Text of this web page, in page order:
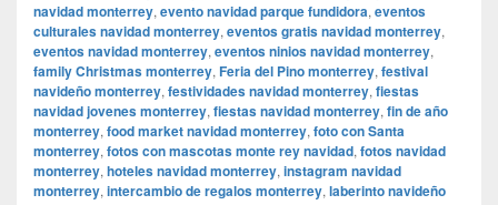
navidad monterrey, evento navidad parque fundidora, eventos
culturales navidad monterrey, eventos gratis navidad monterrey,
eventos navidad monterrey, eventos ninios navidad monterrey,
family Christmas monterrey, Feria del Pino monterrey, festival
navideño monterrey, festividades navidad monterrey, fiestas
navidad jovenes monterrey, fiestas navidad monterrey, fin de año
monterrey, food market navidad monterrey, foto con Santa
monterrey, fotos con mascotas monte rey navidad, fotos navidad
monterrey, hoteles navidad monterrey, instagram navidad
monterrey, intercambio de regalos monterrey, laberinto navideño